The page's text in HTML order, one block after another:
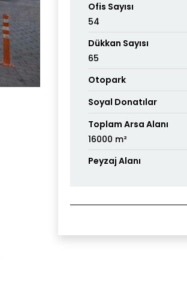
Ofis Sayısı
54
Dükkan Sayısı
65
Otopark
Soyal Donatılar
Toplam Arsa Alanı
16000 m²
Peyzaj Alanı